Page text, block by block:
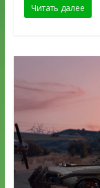
Читать далее